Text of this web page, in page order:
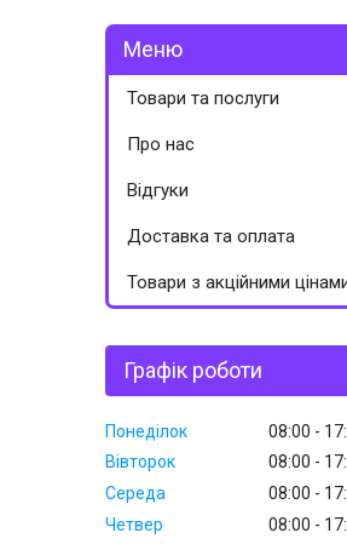
Товари та послуги
Про нас
Відгуки
Доставка та оплата
Товари з акційними
Графік роботи
Понеділок 08:00
Вівторок
08:00
Середа
08:00
Четвер
08:00